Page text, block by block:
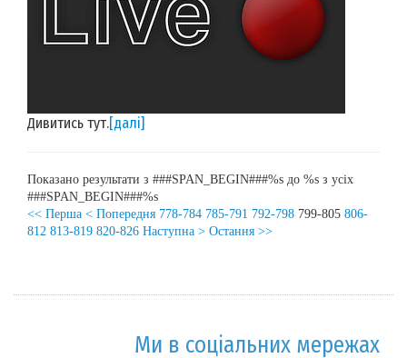
Дивитись тут.[далі]
Показано результати з ###SPAN_BEGIN###%s до %s з усіх
###SPAN_BEGIN###%s
<< Перша < Попередня 778-784 785-791 792-798 799-805 806-
812 813-819 820-826 Наступна > Остання >>
Ми в соціальних мережах